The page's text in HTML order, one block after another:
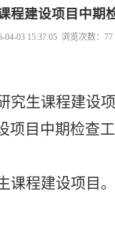
程建设项目中期
03 15:37:05 浏览次数： 77
究生课程建设
项目中期检查
课程建设项目 。